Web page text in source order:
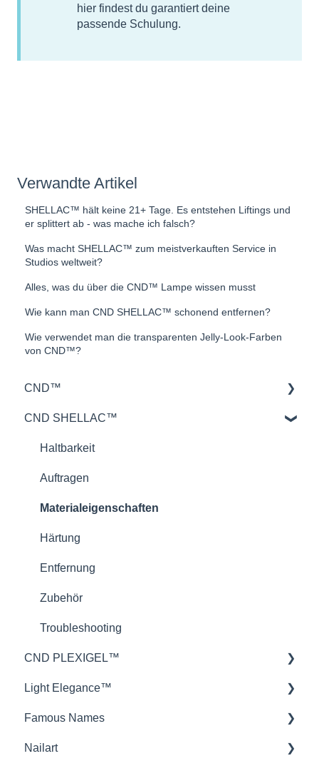
hier findest du garantiert deine
passende Schulung.
Verwandte Artikel
SHELLAC™ hält keine 21+ Tage. Es entstehen Liftings und
er splittert ab - was mache ich falsch?
Was macht SHELLAC™ zum meistverkauften Service in
Studios weltweit?
Alles, was du über die CND™ Lampe wissen musst
Wie kann man CND SHELLAC™ schonend entfernen?
Wie verwendet man die transparenten Jelly-Look-Farben
von CND™?
CND™
Retention™
CND™ Brisa
Nailcare
Theorie
CND SHELLAC™
Haltbarkeit
Auftragen
Materialeigenschaften
Härtung
Entfernung
Zubehör
Troubleshooting
CND PLEXIGEL™
Anwendung
Produktwissen
Troubleshooting
Light Elegance™
Gele
Technik
Famous Names
IBX Repair und Strengthen
Nailart